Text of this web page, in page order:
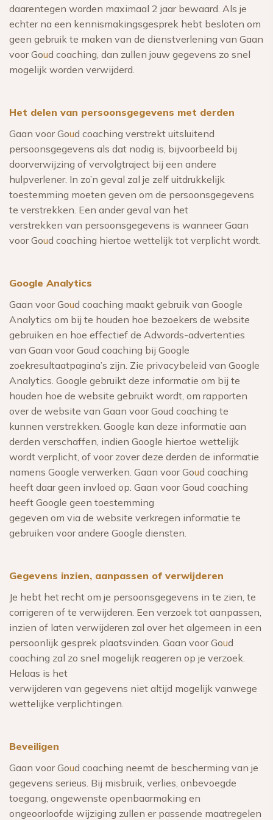
daarentegen worden maximaal 2 jaar bewaard. Als je
echter na een kennismakingsgesprek hebt besloten om
geen gebruik te maken van de dienstverlening van Gaan
voor Goud coaching, dan zullen jouw gegevens zo snel
mogelijk worden verwijderd.
Het delen van persoonsgegevens met derden
Gaan voor Goud coaching verstrekt uitsluitend
persoonsgegevens als dat nodig is, bijvoorbeeld bij
doorverwijzing of vervolgtraject bij een andere
hulpverlener. In zo’n geval zal je zelf uitdrukkelijk
toestemming moeten geven om de persoonsgegevens
te verstrekken. Een ander geval van het
verstrekken van persoonsgegevens is wanneer Gaan
voor Goud coaching hiertoe wettelijk tot verplicht wordt.
Google Analytics
Gaan voor Goud coaching maakt gebruik van Google
Analytics om bij te houden hoe bezoekers de website
gebruiken en hoe effectief de Adwords-advertenties
van Gaan voor Goud coaching bij Google
zoekresultaatpagina’s zijn. Zie privacybeleid van Google
Analytics. Google gebruikt deze informatie om bij te
houden hoe de website gebruikt wordt, om rapporten
over de website van Gaan voor Goud coaching te
kunnen verstrekken. Google kan deze informatie aan
derden verschaffen, indien Google hiertoe wettelijk
wordt verplicht, of voor zover deze derden de informatie
namens Google verwerken. Gaan voor Goud coaching
heeft daar geen invloed op. Gaan voor Goud coaching
heeft Google geen toestemming
gegeven om via de website verkregen informatie te
gebruiken voor andere Google diensten.
Gegevens inzien, aanpassen of verwijderen
Je hebt het recht om je persoonsgegevens in te zien, te
corrigeren of te verwijderen. Een verzoek tot aanpassen,
inzien of laten verwijderen zal over het algemeen in een
persoonlijk gesprek plaatsvinden. Gaan voor Goud
coaching zal zo snel mogelijk reageren op je verzoek.
Helaas is het
verwijderen van gegevens niet altijd mogelijk vanwege
wettelijke verplichtingen.
Beveiligen
Gaan voor Goud coaching neemt de bescherming van je
gegevens serieus. Bij misbruik, verlies, onbevoegde
toegang, ongewenste openbaarmaking en
ongeoorloofde wijziging zullen er passende maatregelen